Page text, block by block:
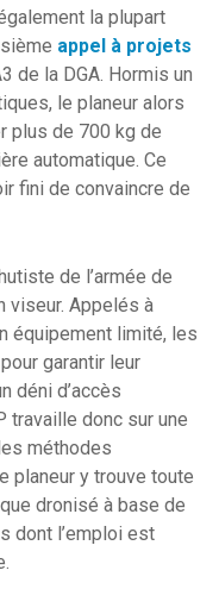
la plupart
appel à projets
de la DGA. Hormis un
le planeur alors
plus de 700 kg de
automatique. Ce
fini de convaincre de
de l’armée de
viseur. Appelés à
équipement limité, les
garantir leur
déni d’accès
travaille donc sur une
méthodes
planeur y trouve toute
dronisé à base de
dont l’emploi est